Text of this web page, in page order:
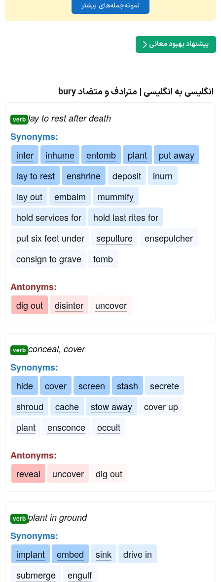
نمونه‌جمله‌های بیشتر
پیشنهاد بهبود معانی
انگلیسی به انگلیسی | مترادف و متضاد bury
verb lay to rest after death
Synonyms:
inter
inhume entomb plant
put away
lay to rest
enshrine deposit
inurn
lay out
embalm
mummify
hold services for
hold last rites for
put six feet under
sepulture
ensepulcher
consign to grave
tomb
Antonyms:
dig out
disinter uncover
verb conceal, cover
Synonyms:
hide
cover screen stash
secrete
shroud
cache stow away
cover up
plant
ensconce occult
Antonyms:
reveal
uncover dig out
verb plant in ground
Synonyms:
implant
embed sink
drive in
submerge
engulf